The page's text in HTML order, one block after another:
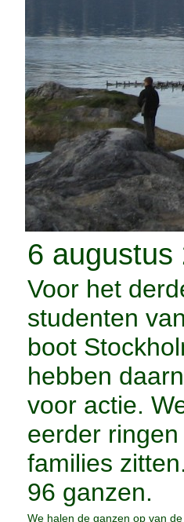
6 augustus
Voor het
studenten
boot
hebben
voor actie.
eerder
families
96 ganzen.
We halen de ganzen op van